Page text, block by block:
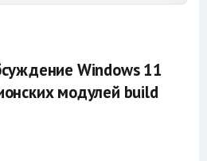
Windows 11
модулей build